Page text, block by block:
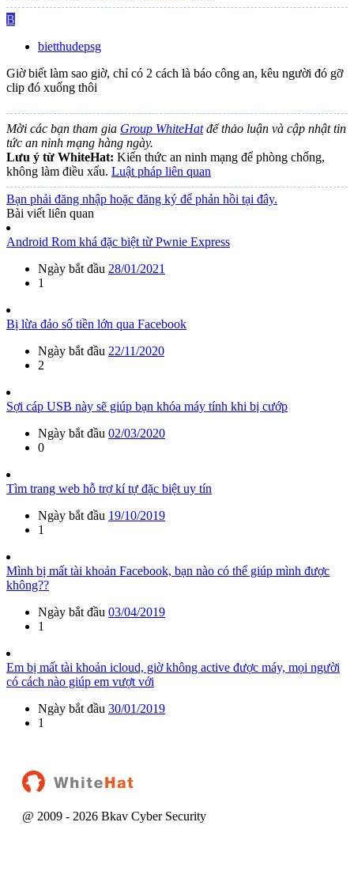
B
bietthudepsg
Giờ biết làm sao giờ, chỉ có 2 cách là báo công an, kêu người đó gỡ
clip đó xuống thôi
Mời các bạn tham gia Group WhiteHatđể thảo luận và cập nhật tin
tức an ninh mạng hàng ngày.
Lưu ý từ WhiteHat: Kiến thức an ninh mạng để phòng chống,
không làm điều xấu. Luật pháp liên quan
Bạn phải đăng nhập hoặc đăng ký để phản hồi tại đây.
Bài viết liên quan
Android Rom khá đặc biệt từ Pwnie Express
Ngày bắt đầu 28/01/2021
1
Bị lừa đảo số tiền lớn qua Facebook
Ngày bắt đầu 22/11/2020
2
Sợi cáp USB này sẽ giúp bạn khóa máy tính khi bị cướp
Ngày bắt đầu 02/03/2020
0
Tìm trang web hỗ trợ kí tự đặc biệt uy tín
Ngày bắt đầu 19/10/2019
1
Mình bị mất tài khoản Facebook, bạn nào có thể giúp mình được
không??
Ngày bắt đầu 03/04/2019
1
Em bị mất tài khoản icloud, giờ không active được máy, mọi người
có cách nào giúp em vượt với
Ngày bắt đầu 30/01/2019
1
@ 2009 - 2026 Bkav Cyber Security